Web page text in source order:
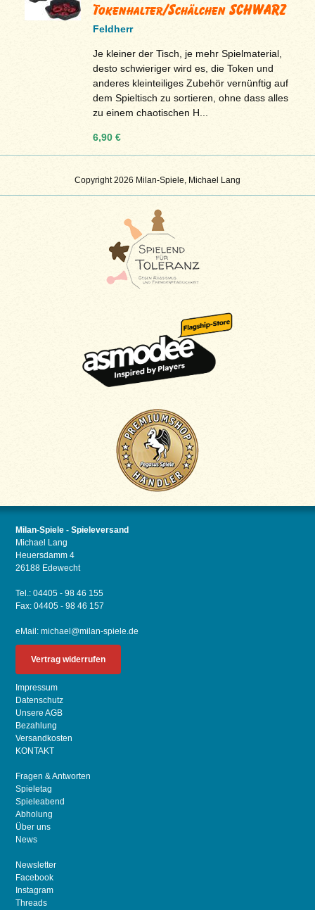
Copyright 2026 Milan-Spiele, Michael Lang
Tokenhalter/Schälchen SCHWARZ
Feldherr
Je kleiner der Tisch, je mehr Spielmaterial,
desto schwieriger wird es, die Token und
anderes kleinteiliges Zubehör vernünftig auf
dem Spieltisch zu sortieren, ohne dass alles
zu einem chaotischen H...
6,90 €
Milan-Spiele - Spieleversand
Michael Lang
Heuersdamm 4
26188 Edewecht
Tel.: 04405 - 98 46 155
Fax: 04405 - 98 46 157
eMail:michael@milan-spiele.de
Vertrag widerrufen
Impressum
Datenschutz
Unsere AGB
Bezahlung
Versandkosten
KONTAKT
Fragen & Antworten
Spieletag
Spieleabend
Abholung
Über uns
News
Newsletter
Facebook
Instagram
Threads